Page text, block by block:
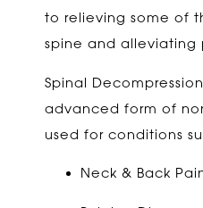
to relieving some of
spine and alleviating
Spinal
advanced form of
used for conditions
Neck & Back